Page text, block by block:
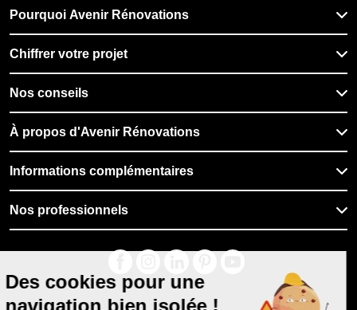
Pourquoi Avenir Rénovations
Chiffrer votre projet
Nos conseils
À propos d'Avenir Rénovations
Informations complémentaires
Nos professionnels